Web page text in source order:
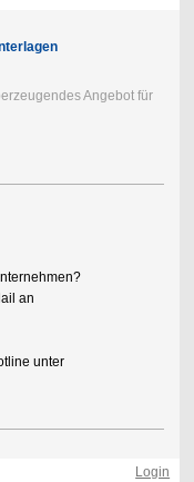
Angebot für
an
unter
Login